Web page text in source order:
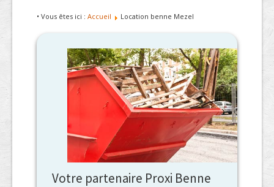
• Vous êtes ici : Accueil Location benne Mezel
Votre partenaire Proxi Benne